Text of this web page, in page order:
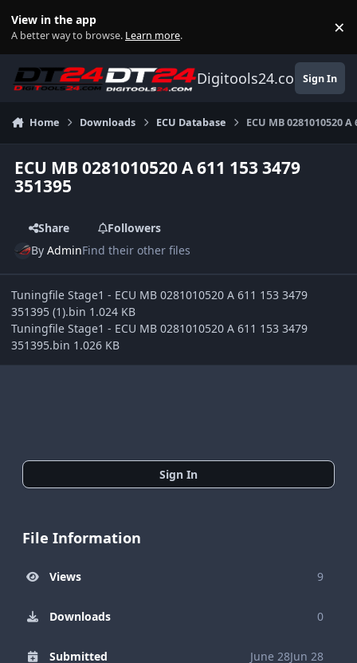
View in the app
A better way to browse. Learn more. ×
Digitools24.comSign In
Home Downloads ECU Database ECU MB 0281010520 A
ECU MB 0281010520 A 611 153 3479
351395
Share
Followers
ByAdminFind their other files
Tuningfile Stage1 - ECU MB 0281010520 A 611 153 3479
351395 (1).bin 1.024 KB
Tuningfile Stage1 - ECU MB 0281010520 A 611 153 3479
351395.bin 1.026 KB
Sign In
File Information
Views 9
Downloads 0
Submitted June 28Jun 28